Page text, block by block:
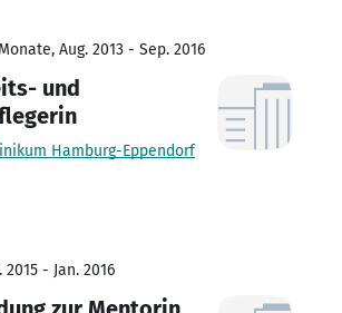
Aug. 2013 - Sep. 2016
und
Hamburg-Eppendorf
- Jan. 2016